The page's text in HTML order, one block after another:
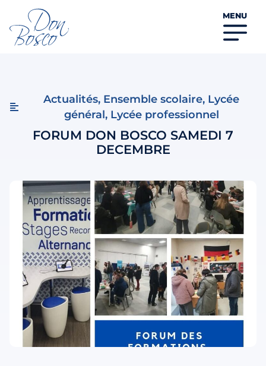
MENU
Actualités, Ensemble scolaire, Lycée
général, Lycée professionnel
FORUM DON BOSCO SAMEDI 7
DECEMBRE